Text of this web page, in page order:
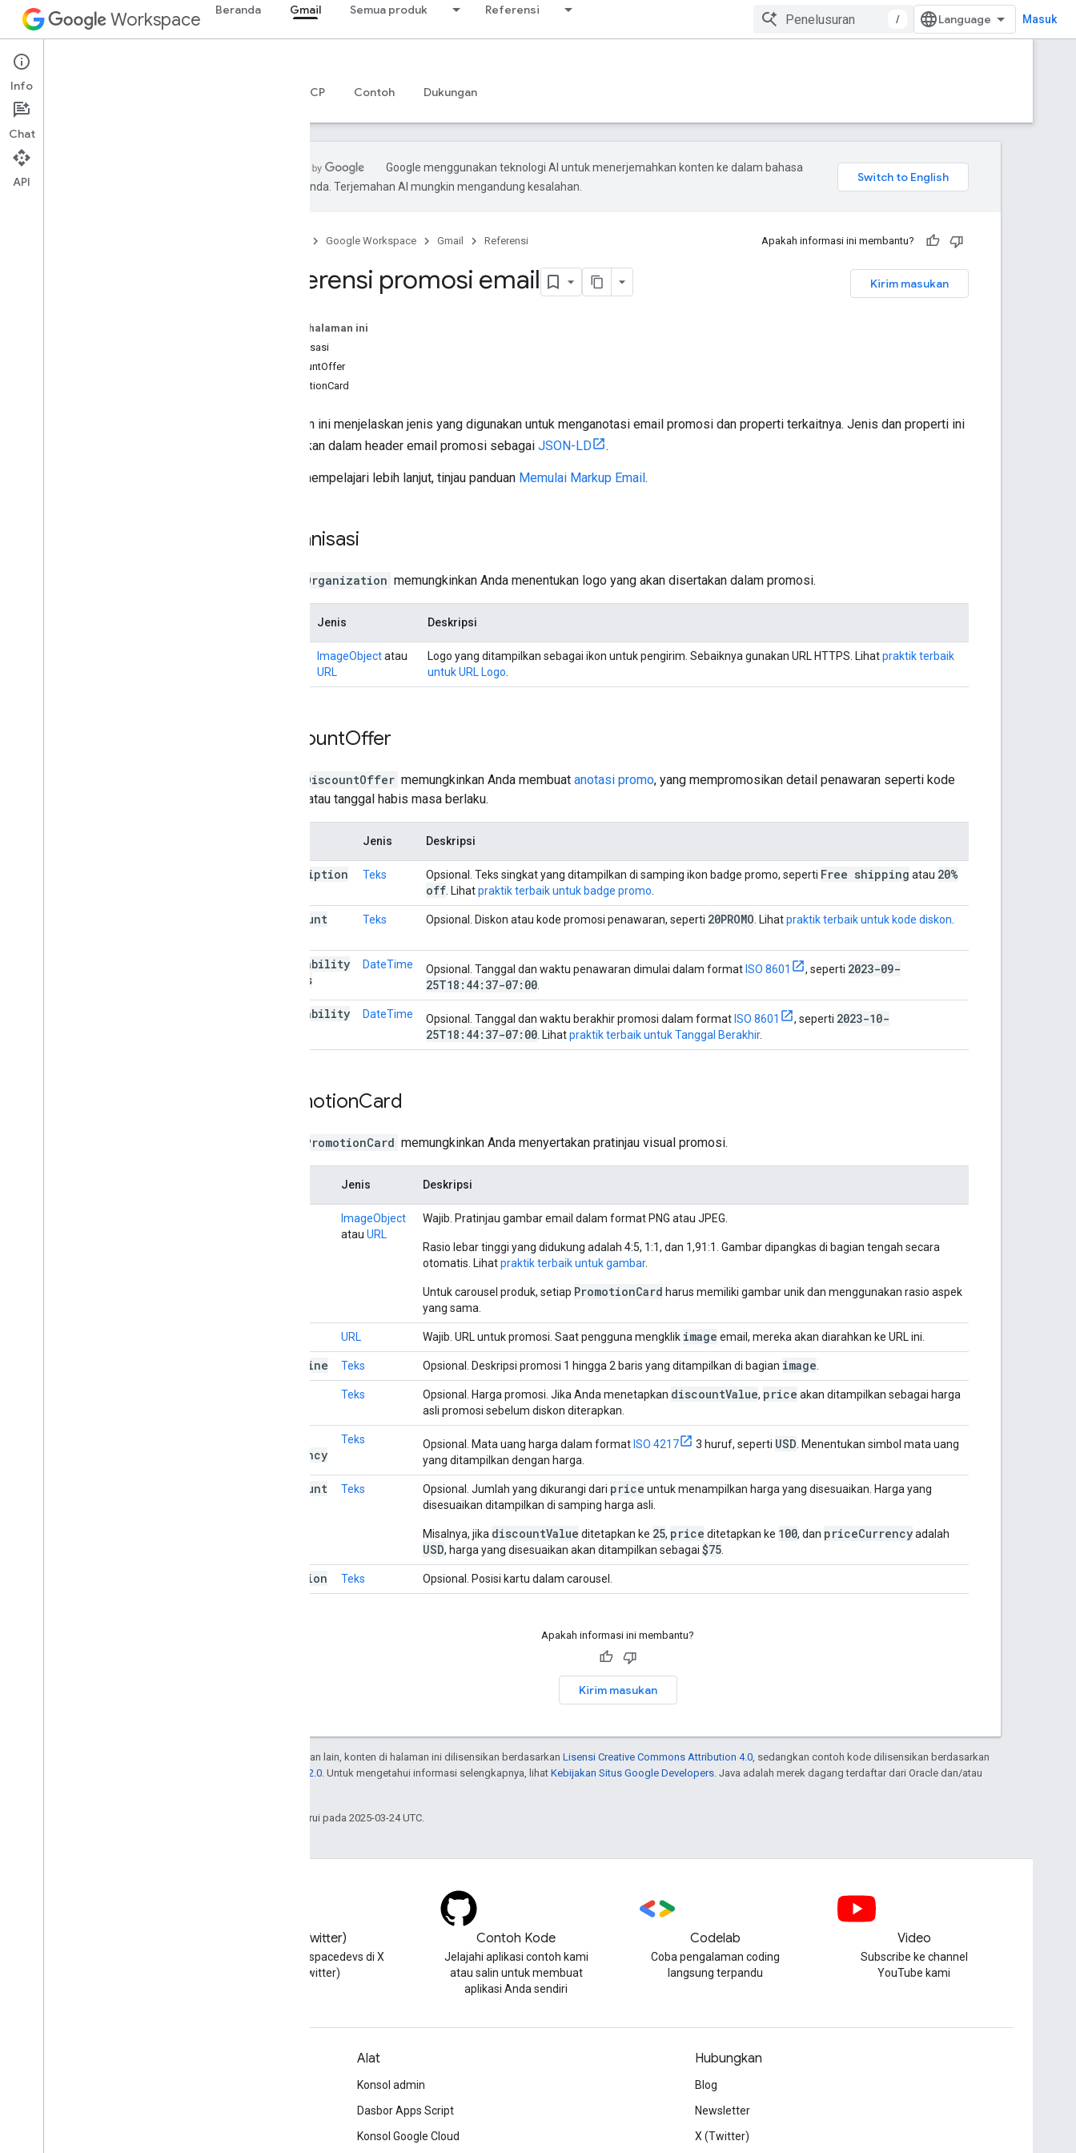
Workspace Beranda Gmail Semua produk Referensi
/ Masuk
Gmail
Ringkasan Server MCP Contoh Dukungan
Google menggunakan teknologi AI untuk menerjemahkan konten ke dalam bahasa
pilihan Anda. Terjemahan AI mungkin mengandung kesalahan.
Google Workspace Gmail Referensi Apakah informasi ini membantu?
Kirim masukan
Referensi promosi email
Pada halaman ini
Organisasi
DiscountOffer
PromotionCard
Halaman ini menjelaskan jenis yang digunakan untuk menganotasi email promosi dan properti terkaitnya. Jenis dan properti ini
disertakan dalam header email promosi sebagai JSON-LD .
Untuk mempelajari lebih lanjut, tinjau panduan Memulai Markup Email.
Organisasi
Organization memungkinkan Anda menentukan logo yang akan disertakan dalam promosi.
Jenis Deskripsi
ImageObjectatau
URL
Logo yang ditampilkan sebagai ikon untuk pengirim. Sebaiknya gunakan URL HTTPS. Lihatpraktik terbaik
untuk URL Logo
DiscountOffer
DiscountOffer memungkinkan Anda membuat anotasi promo, yang mempromosikan detail penawaran seperti kode
diskon atau tanggal habis masa berlaku.
Jenis Deskripsi
description Teks Opsional. Teks singkat yang ditampilkan di samping ikon badge promo, seperti Free shipping atau 20%
off . Lihatpraktik terbaik untuk badge promo
discount
Teks Opsional. Diskon atau kode promosi penawaran, seperti 20PROMO . Lihatpraktik terbaik untuk kode diskon
availability
Starts
DateTime Opsional. Tanggal dan waktu penawaran dimulai dalam format ISO 8601 , seperti 2023-09-
25T18:44:37-07:00
availability
DateTime Opsional. Tanggal dan waktu berakhir promosi dalam format ISO 8601 , seperti 2023-10-
25T18:44:37-07:00 . Lihatpraktik terbaik untuk Tanggal Berakhir.
PromotionCard
PromotionCard memungkinkan Anda menyertakan pratinjau visual promosi.
Jenis Deskripsi
ImageObject
atau URL
Wajib. Pratinjau gambar email dalam format PNG atau JPEG.
Rasio lebar tinggi yang didukung adalah 4:5, 1:1, dan 1,91:1. Gambar dipangkas di bagian tengah secara
otomatis. Lihatpraktik terbaik untuk gambar.
Untuk carousel produk, setiap PromotionCard harus memiliki gambar unik dan menggunakan rasio aspek
yang sama.
URL Wajib. URL untuk promosi. Saat pengguna mengklik image email, mereka akan diarahkan ke URL ini.
headline Teks Opsional. Deskripsi promosi 1 hingga 2 baris yang ditampilkan di bagian image
Teks Opsional. Harga promosi. Jika Anda menetapkan discountValue, price akan ditampilkan sebagai harga
asli promosi sebelum diskon diterapkan.
Currency
Teks Opsional. Mata uang harga dalam format ISO 4217 3 huruf, seperti USD . Menentukan simbol mata uang
yang ditampilkan dengan harga.
discount
Teks Opsional. Jumlah yang dikurangi dari price untuk menampilkan harga yang disesuaikan. Harga yang
disesuaikan ditampilkan di samping harga asli.
Misalnya, jika discountValue ditetapkan ke 25, price ditetapkan ke 100, dan priceCurrencyadalah
USD, harga yang disesuaikan akan ditampilkan sebagai $75
position Teks Opsional. Posisi kartu dalam carousel.
Apakah informasi ini membantu?
Kirim masukan
Kecuali dinyatakan lain, konten di halaman ini dilisensikan berdasarkan Lisensi Creative Commons Attribution 4.0 , sedangkan contoh kode dilisensikan berdasarkan
Lisensi Apache 2.0 . Untuk mengetahui informasi selengkapnya, lihat Kebijakan Situs Google Developers . Java adalah merek dagang terdaftar dari Oracle dan/atau
Terakhir diperbarui pada 2025-03-24 UTC.
X (Twitter)
Ikuti @workspacedevs di X
(Twitter)
Contoh Kode
Jelajahi aplikasi contoh kami
atau salin untuk membuat
aplikasi Anda sendiri
Codelab
Coba pengalaman coding
langsung terpandu
Video
Subscribe ke channel
YouTube kami
Alat
Konsol admin
Dasbor Apps Script
Konsol Google Cloud
Hubungkan
Blog
Newsletter
X (Twitter)
Info
Chat
API